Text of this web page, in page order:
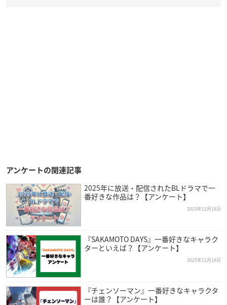
アンケートの関連記事
2025年に放送・配信されたBLドラマで一
番好きな作品は？【アンケート】
2025年12月18日
『SAKAMOTO DAYS』一番好きなキャラク
ターといえば？【アンケート】
2025年12月18日
『チェンソーマン』一番好きなキャラクタ
ーは誰？【アンケート】